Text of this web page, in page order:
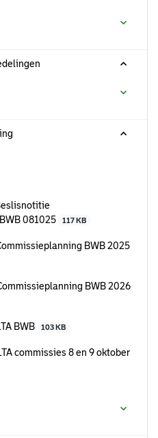
081025
117 KB
BWB 2025
BWB 2026
BWB 103 KB
commissies 8 en 9 oktober